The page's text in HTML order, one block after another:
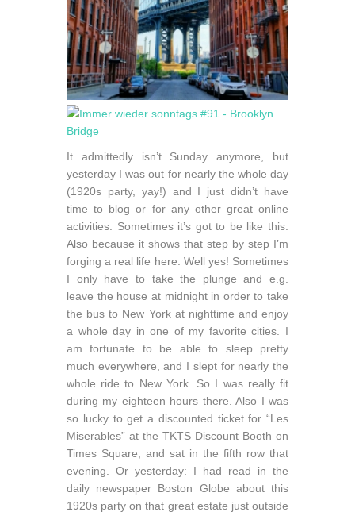
It admittedly isn’t Sunday anymore, but
yesterday I was out for nearly the whole day
(1920s party, yay!) and I just didn’t have
time to blog or for any other great online
activities. Sometimes it’s got to be like this.
Also because it shows that step by step I’m
forging a real life here. Well yes! Sometimes
I only have to take the plunge and e.g.
leave the house at midnight in order to take
the bus to New York at nighttime and enjoy
a whole day in one of my favorite cities. I
am fortunate to be able to sleep pretty
much everywhere, and I slept for nearly the
whole ride to New York. So I was really fit
during my eighteen hours there. Also I was
so lucky to get a discounted ticket for “Les
Miserables” at the TKTS Discount Booth on
Times Square, and sat in the fifth row that
evening. Or yesterday: I had read in the
daily newspaper Boston Globe about this
1920s party on that great estate just outside